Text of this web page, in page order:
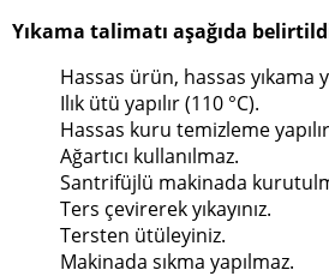
Yıkama talimatı aşağıda
Hassas ürün, hassas yıkama
Ilık ütü yapılır (110 °C).
Hassas kuru temizleme
Ağartıcı kullanılmaz.
Santrifüjlü makinada
Ters çevirerek yıkayınız.
Tersten ütüleyiniz.
Makinada sıkma yapılmaz.